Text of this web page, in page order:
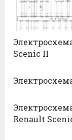
Scenic II
Renault